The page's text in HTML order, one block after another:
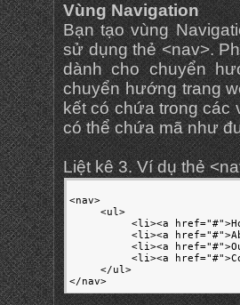
Vùng Navigation
Bạn tạo vùng
sử dụng thẻ <nav>.
dành cho chuyển
chuyển hướng trang
kết có chứa trong các
có thể chứa mã như
Liệt kê 3. Ví dụ thẻ
<nav>
     <ul>
<li><a
<li><a
<li><a
<li><a
     </ul>
</nav>